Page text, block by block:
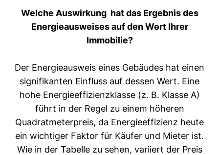
Welche Auswirkung hat das Ergebnis des
Energieausweises auf den Wert Ihrer
Immobilie?
Der Energieausweis eines Gebäudes hat einen
signifikanten Einfluss auf dessen Wert. Eine
hohe Energieeffizienzklasse (z. B. Klasse A)
führt in der Regel zu einem höheren
Quadratmeterpreis, da Energieeffizienz heute
ein wichtiger Faktor für Käufer und Mieter ist.
Wie in der Tabelle zu sehen, variiert der Preis